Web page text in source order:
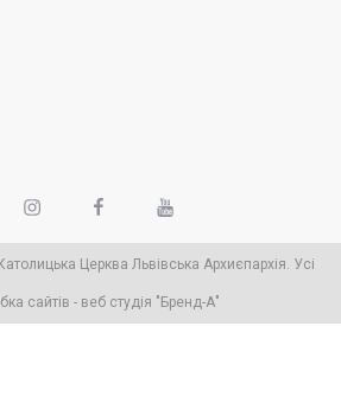
Церква Львівська Архиєпархія. Усі
сайтів - веб студія "Бренд-А"